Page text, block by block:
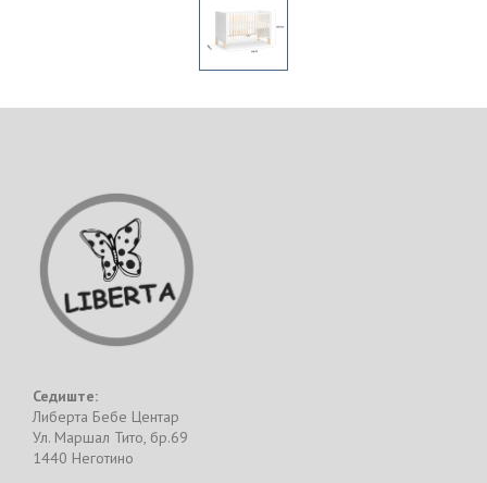
Седиште:
Либерта Бебе Центар
Ул. Маршал Тито, бр.69
1440 Неготино